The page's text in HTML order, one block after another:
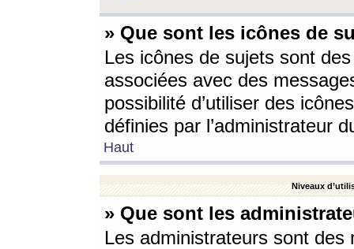
» Que sont les icônes de
Les icônes de sujets sont
associées avec des
possibilité d’utiliser des
définies par l’administrateur
Haut
Niveaux
» Que sont les
Les administrateurs sont